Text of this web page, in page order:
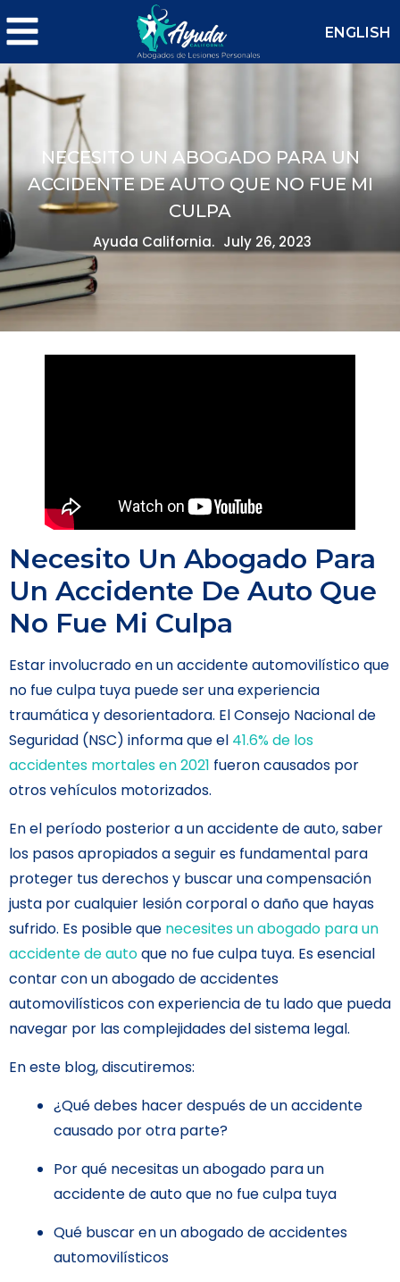
ENGLISH
NECESITO UN ABOGADO PARA UN
ACCIDENTE DE AUTO QUE NO FUE MI
CULPA
Ayuda California. July 26, 2023
Necesito Un Abogado Para
Un Accidente De Auto Que
No Fue Mi Culpa
Estar involucrado en un accidente automovilístico que
no fue culpa tuya puede ser una experiencia
traumática y desorientadora. El Consejo Nacional de
Seguridad (NSC) informa que el 41.6% de los
accidentes mortales en 2021 fueron causados por
otros vehículos motorizados.
En el período posterior a un accidente de auto, saber
los pasos apropiados a seguir es fundamental para
proteger tus derechos y buscar una compensación
justa por cualquier lesión corporal o daño que hayas
sufrido. Es posible que necesites un abogado para un
accidente de autoque no fue culpa tuya. Es esencial
contar con un abogado de accidentes
automovilísticos con experiencia de tu lado que pueda
navegar por las complejidades del sistema legal.
En este blog, discutiremos:
¿Qué debes hacer después de un accidente
causado por otra parte?
Por qué necesitas un abogado para un
accidente de auto que no fue culpa tuya
Qué buscar en un abogado de accidentes
automovilísticos